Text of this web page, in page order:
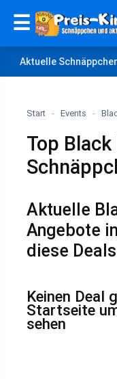
☰
Aktuelle
Start - Events -
Top
Aktuelle
Angebote
diese
Keinen Deal
Startseite
sehen